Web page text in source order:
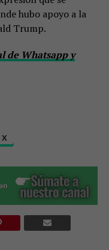
hubo apoyo a la
Trump.
de Whatsapp y
X